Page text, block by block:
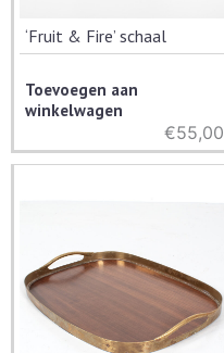
‘Fruit & Fire’ schaal
Toevoegen aan
winkelwagen
€55,00